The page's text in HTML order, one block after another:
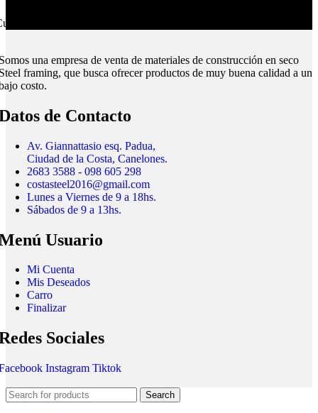
todo el país.
una empresa de venta de materiales de construcción en seco
framing, que busca ofrecer productos de muy buena calidad a un
costo.
de Contacto
Av. Giannattasio esq. Padua,
Ciudad de la Costa, Canelones.
2683 3588 - 098 605 298
costasteel2016@gmail.com
Lunes a Viernes de 9 a 18hs.
Sábados de 9 a 13hs.
Usuario
Mi Cuenta
Mis Deseados
Carro
Finalizar
Sociales
Instagram Tiktok
Search